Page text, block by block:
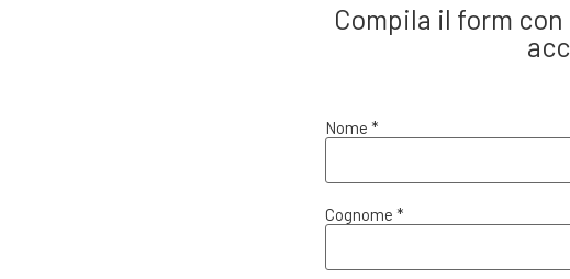
Compila il form
Nome *
Cognome *